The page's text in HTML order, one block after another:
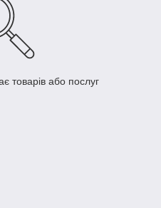
товарів або послуг